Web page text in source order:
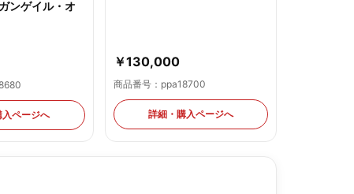
ンゲイル・オ
入ページへ
￥130,000
商品番号：ppa18700
詳細・購入ページへ